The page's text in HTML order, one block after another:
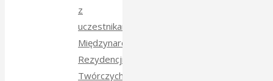
z
uczestnikami
Międzynarodowych
Rezydencji
Twórczych